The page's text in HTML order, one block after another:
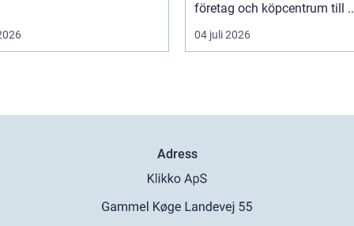
företag och köpcentrum till
04 juli 2026
Adress